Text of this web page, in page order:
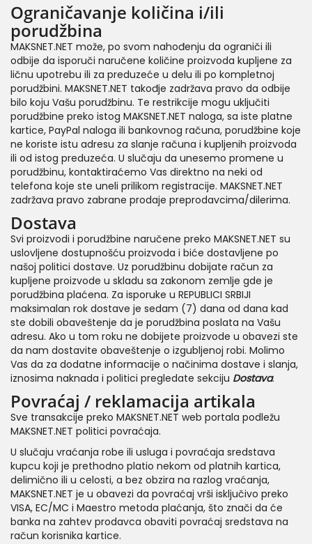
Ograničavanje količina i/ili
porudžbina
MAKSNET.NET može, po svom nahođenju da ograniči ili
odbije da isporuči naručene količine proizvoda kupljene za
ličnu upotrebu ili za preduzeće u delu ili po kompletnoj
porudžbini. MAKSNET.NET takođje zadržava pravo da odbije
bilo koju Vašu porudžbinu. Te restrikcije mogu uključiti
porudžbine preko istog MAKSNET.NET naloga, sa iste platne
kartice, PayPal naloga ili bankovnog računa, porudžbine koje
ne koriste istu adresu za slanje računa i kupljenih proizvoda
ili od istog preduzeća. U slučaju da unesemo promene u
porudžbinu, kontaktiraćemo Vas direktno na neki od
telefona koje ste uneli prilikom registracije. MAKSNET.NET
zadržava pravo zabrane prodaje preprodavcima/dilerima.
Dostava
Svi proizvodi i porudžbine naručene preko MAKSNET.NET su
uslovljene dostupnošću proizvoda i biće dostavljene po
našoj politici dostave. Uz porudžbinu dobijate račun za
kupljene proizvode u skladu sa zakonom zemlje gde je
porudžbina plaćena. Za isporuke u REPUBLICI SRBIJI
maksimalan rok dostave je sedam (7) dana od dana kad
ste dobili obaveštenje da je porudžbina poslata na Vašu
adresu. Ako u tom roku ne dobijete proizvode u obavezi ste
da nam dostavite obaveštenje o izgubljenoj robi. Molimo
Vas da za dodatne informacije o načinima dostave i slanja,
iznosima naknada i politici pregledate sekciju Dostava.
Povraćaj / reklamacija artikala
Sve transakcije preko MAKSNET.NET web portala podležu
MAKSNET.NET politici povraćaja.
U slučaju vraćanja robe ili usluga i povraćaja sredstava
kupcu koji je prethodno platio nekom od platnih kartica,
delimično ili u celosti, a bez obzira na razlog vraćanja,
MAKSNET.NET je u obavezi da povraćaj vrši isključivo preko
VISA, EC/MC i Maestro metoda plaćanja, što znači da će
banka na zahtev prodavca obaviti povraćaj sredstava na
račun korisnika kartice.